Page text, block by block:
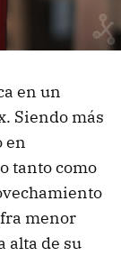
en un
Siendo más
en
tanto como
menor
alta de su